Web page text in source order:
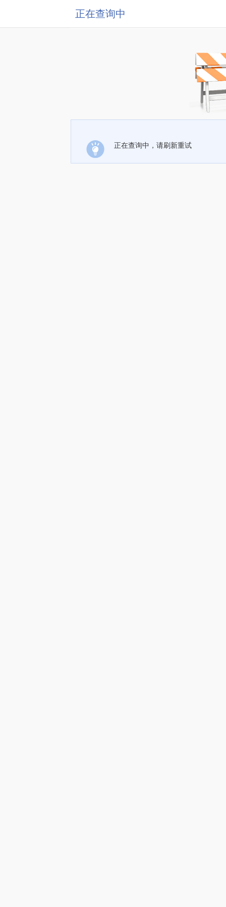
正在查询中
正在查询中，请刷新重试